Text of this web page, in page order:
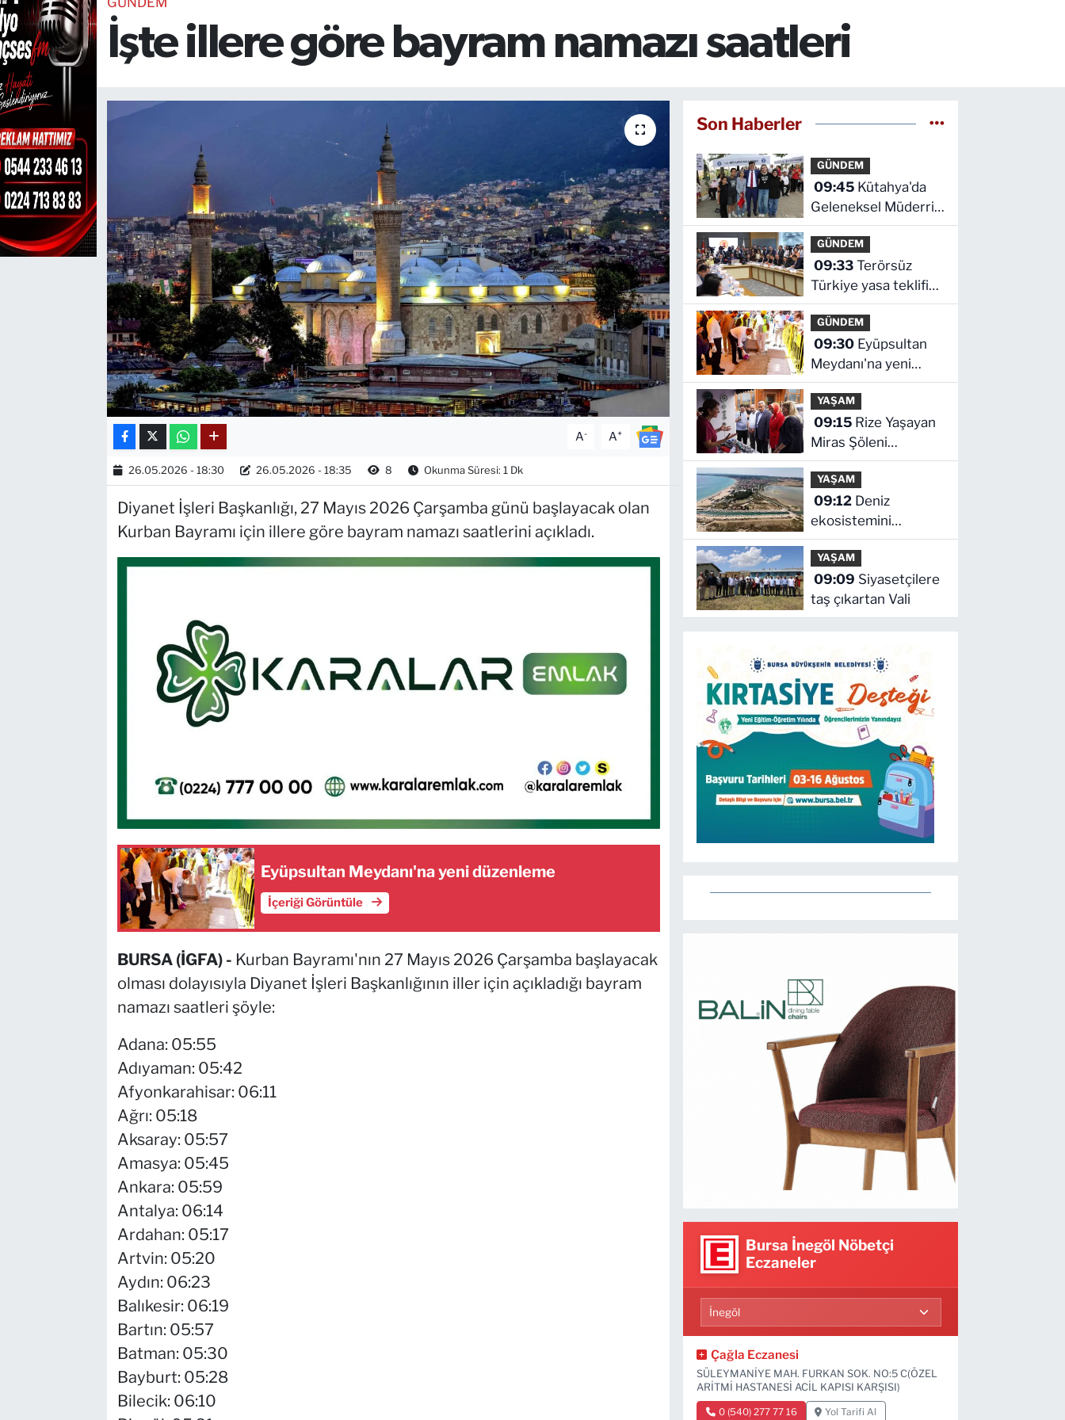
İşte illere göre bayram namazı saatleri
A- A+
26.05.2026 - 18:30 26.05.2026 - 18:35 8 Okunma Süresi: 1 Dk
Diyanet İşleri Başkanlığı, 27 Mayıs 2026 Çarşamba günü başlayacak olan
Kurban Bayramı için illere göre bayram namazı saatlerini açıkladı.
Eyüpsultan Meydanı'na yeni düzenleme
İçeriği Görüntüle
BURSA (İGFA) - Kurban Bayramı'nın 27 Mayıs 2026 Çarşamba başlayacak
olması dolayısıyla Diyanet İşleri Başkanlığının iller için açıkladığı bayram
namazı saatleri şöyle:
Adana: 05:55
Adıyaman: 05:42
Afyonkarahisar: 06:11
Ağrı: 05:18
Aksaray: 05:57
Amasya: 05:45
Ankara: 05:59
Antalya: 06:14
Ardahan: 05:17
Artvin: 05:20
Aydın: 06:23
Balıkesir: 06:19
Bartın: 05:57
Batman: 05:30
Bayburt: 05:28
Bilecik: 06:10
Son Haberler
GÜNDEM
09:45
Geleneksel Müderris
Mahallesi Şenliği
coşkusu
GÜNDEM
09:33 Terörsüz
Türkiye yasa teklifi
komisyondan geçti
GÜNDEM
09:30
Meydanı'na yeni
düzenleme
YAŞAM
09:15
Miras Şöleni
coşkuyla başladı
YAŞAM
09:12
ekosistemini
koruyacak proje
YAŞAM
09:09
taş çıkartan Vali
Bursa İnegöl Nöbetçi
Eczaneler
Çağla Eczanesi
SÜLEYMANİYE MAH. FURKAN SOK. NO:5 C(ÖZEL
ARİTMİ HASTANESİ ACİL KAPISI KARŞISI)
0 (540) 277 77 16 Yol Tarifi Al
TEKNOLOJİ
CANLI DİNLE
RESMİ İLANLAR
Gencsesfm Canlı Dinle